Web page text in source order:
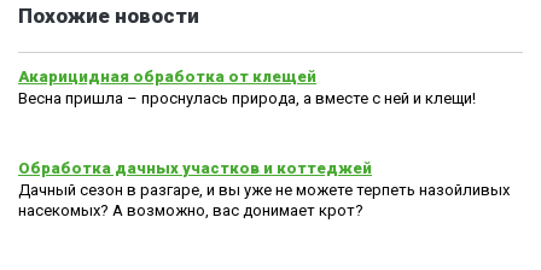
Похожие новости
Акарицидная обработка от клещей
Весна пришла – проснулась природа, а вместе с ней и клещи!
Обработка дачных участков и коттеджей
Дачный сезон в разгаре, и вы уже не можете терпеть назойливых
насекомых? А возможно, вас донимает крот?